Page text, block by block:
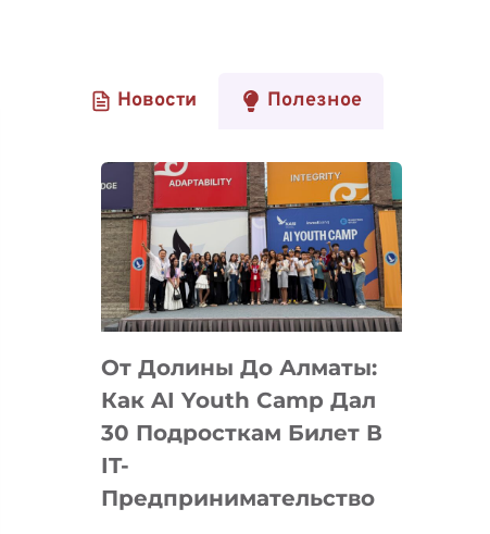
Новости Полезное
От Долины До Алматы:
Как AI Youth Camp Дал
30 Подросткам Билет В
IT-
Предпринимательство